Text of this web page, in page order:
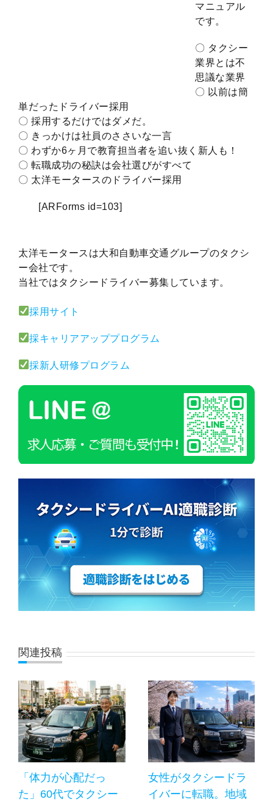
マニュアル
です。
〇 タクシー
業界とは不
思議な業界
〇 以前は簡
単だったドライバー採用
〇 採用するだけではダメだ。
〇 きっかけは社員のささいな一言
〇 わずか6ヶ月で教育担当者を追い抜く新人も！
〇 転職成功の秘訣は会社選びがすべて
〇 太洋モータースのドライバー採用
[ARForms id=103]
太洋モータースは大和自動車交通グループのタクシ
ー会社です。
当社ではタクシードライバー募集しています。
採用サイト
採キャリアアッププログラム
採新人研修プログラム
関連投稿
「体力が心配だっ
た」60代でタクシー
女性がタクシードラ
イバーに転職。地域